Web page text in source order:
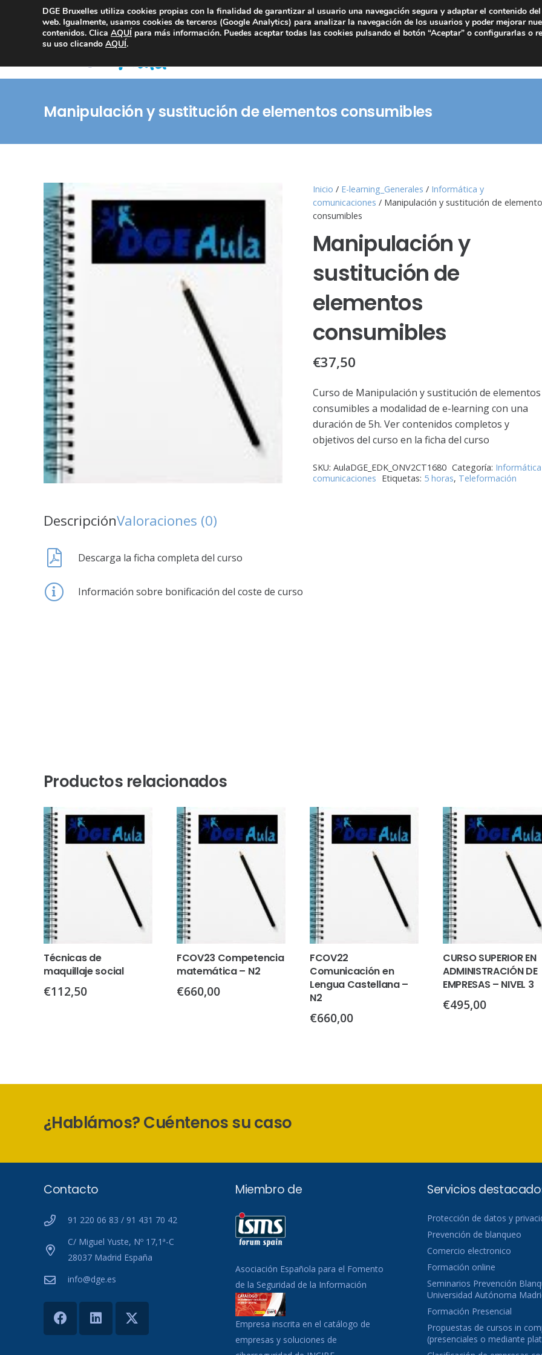
Consultoría Compliance
Manipulación y sustitución de elementos consumibles
Inicio / E-learning_Generales / Informática y
comunicaciones / Manipulación y sustitución de
consumibles
Manipulación y
sustitución de
elementos
consumibles
€37,50
Curso de Manipulación y sustitución de elementos
consumibles a modalidad de e-learning con una
duración de 5h. Ver contenidos completos y
objetivos del curso en la ficha del curso
SKU:AulaDGE_EDK_ONV2CT1680 Categoría:
comunicaciones Etiquetas: 5 horas, Teleformación
DescripciónValoraciones (0)
Descarga la ficha completa del curso
Información sobre bonificación del coste de curso
Productos relacionados
Técnicas de
maquillaje social
€112,50
FCOV23 Competencia
matemática – N2
€660,00
FCOV22
Comunicación en
Lengua Castellana –
N2
€660,00
CURSO SUPERIOR EN
ADMINISTRACIÓN DE
EMPRESAS – NIVEL 3
€495,00
¿Hablámos? Cuéntenos su caso
Contacto
91 220 06 83 / 91 431 70 42
C/ Miguel Yuste, Nº 17,1ª-C
28037 Madrid España
info@dge.es
Miembro de
Asociación Española para el Fomento
de la Seguridad de la Información
Empresa inscrita en el catálogo de
empresas y soluciones de
Servicios
Protección de datos y
Prevención de blanqueo
Comercio electronico
Formación online
Seminarios Prevención
Universidad Autónoma
Formación Presencial
Propuestas de cursos in
(presenciales o mediante
DGE Bruxelles utiliza cookies propias con la finalidad de garantizar al usuario una navegación segura y adaptar el contenido
web. Igualmente, usamos cookies de terceros (Google Analytics) para analizar la navegación de los usuarios y poder mejorar
contenidos. Clica AQUÍ para más información. Puedes aceptar todas las cookies pulsando el botón “Aceptar” o configurarlas o
su uso clicando AQUÍ.